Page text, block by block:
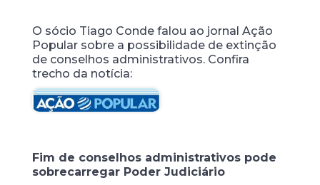
O sócio Tiago Conde falou ao jornal Ação
Popular sobre a possibilidade de extinção
de conselhos administrativos. Confira
trecho da notícia:
Fim de conselhos administrativos pode
sobrecarregar Poder Judiciário